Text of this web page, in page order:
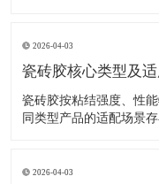
殊材质，优先选用柔性
型产品
2026-04-03
瓷砖胶核心类型及
瓷砖胶按粘结强度、性
同类型产品的适配场景
寸及装修环境综合判断
用于小规格普通瓷砖（边
2026-04-03